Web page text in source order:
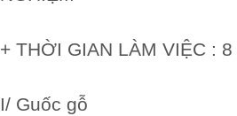
+ THỜI GIAN LÀM VIỆC :
I/ Guốc gỗ